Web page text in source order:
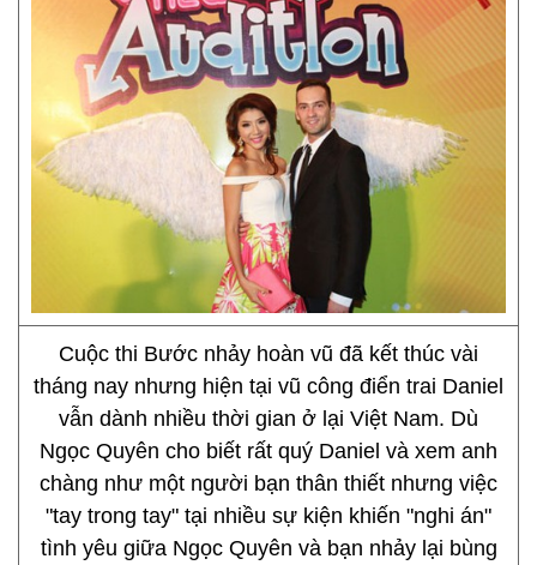
Cuộc thi Bước nhảy hoàn vũ đã kết thúc vài
tháng nay nhưng hiện tại vũ công điển trai Daniel
vẫn dành nhiều thời gian ở lại Việt Nam. Dù
Ngọc Quyên cho biết rất quý Daniel và xem anh
chàng như một người bạn thân thiết nhưng việc
"tay trong tay" tại nhiều sự kiện khiến "nghi án"
tình yêu giữa Ngọc Quyên và bạn nhảy lại bùng